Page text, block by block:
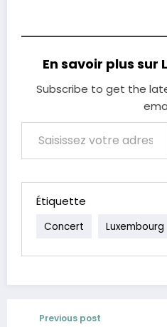
En savoir plus sur
Subscribe to get the
Saisissez votre adresse e-mail…
Étiquette
Concert Luxembourg
Previous post